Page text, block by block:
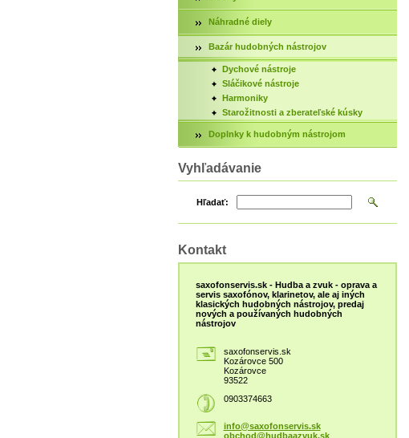
Náhradné diely
Bazár hudobných nástrojov
Dychové nástroje
Sláčikové nástroje
Harmoniky
Starožitnosti a zberateľské kúsky
Doplnky k hudobným nástrojom
Vyhľadávanie
Hľadať:
Kontakt
saxofonservis.sk - Hudba a zvuk - oprava a
servis saxofónov, klarinetov, ale aj iných
klasických hudobných nástrojov, predaj
nových a používaných hudobných
nástrojov
saxofonservis.sk
Kozárovce 500
Kozárovce
93522
0903374663
info@saxofonservis.sk
obchod@hudbaazvuk.sk